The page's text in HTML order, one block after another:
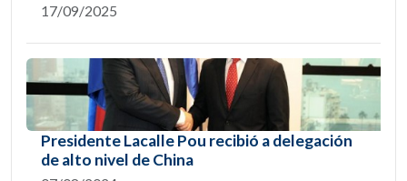
17/09/2025
Presidente Lacalle Pou recibió a delegación
de alto nivel de China